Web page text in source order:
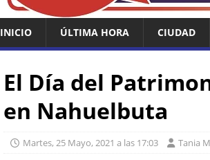
INICIO ÚLTIMA HORA CIUDAD
El Día del
en Nahuelbuta
Martes, 25 Mayo, 2021 a las 17:03 Tania